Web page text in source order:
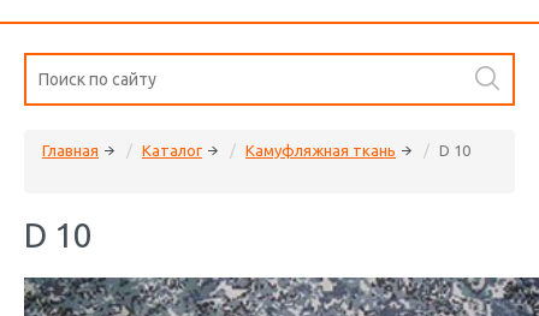
Главная Каталог Камуфляжная ткань D 10
D 10